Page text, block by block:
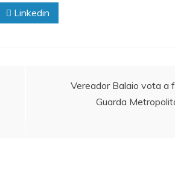
Linkedin
Vereador Balaio vota a
Guarda